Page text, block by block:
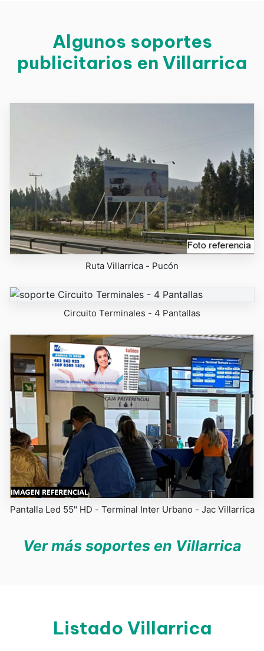
Algunos soportes
publicitarios en Villarrica
Ruta Villarrica - Pucón
Circuito Terminales - 4 Pantallas
Pantalla Led 55" HD - Terminal Inter Urbano - Jac Villarrica
Ver más soportes en Villarrica
Listado Villarrica